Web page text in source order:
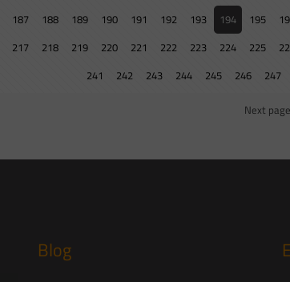
187 188 189 190 191 192 193 194 195
217 218 219 220 221 222 223 224 225
241
242 243 244 245 246 247
Next page
Blog